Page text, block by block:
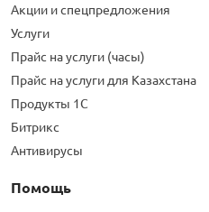
Акции и спецпредложения
Услуги
Прайс на услуги (часы)
Прайс на услуги для Казахстана
Продукты 1С
Битрикс
Антивирусы
Помощь